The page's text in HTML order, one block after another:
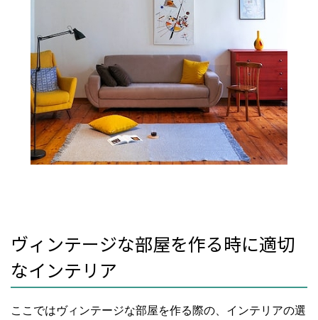
ヴィンテージな部屋を作る時に適切
なインテリア
ここではヴィンテージな部屋を作る際の、インテリアの選